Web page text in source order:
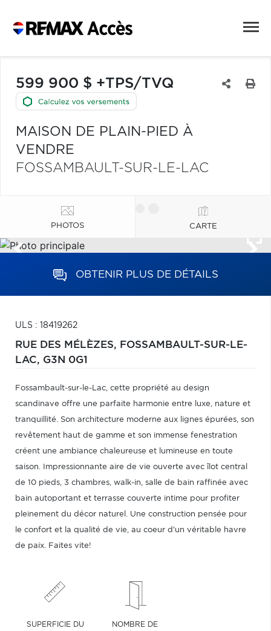
599 900 $ +TPS/TVQ
MAISON DE PLAIN-PIED À
VENDRE
FOSSAMBAULT-SUR-LE-LAC
PHOTOS CARTE
OBTENIR PLUS DE DÉTAILS
ULS : 18419262
RUE DES MÉLÈZES, FOSSAMBAULT-SUR-LE-
LAC, G3N 0G1
Fossambault-sur-le-Lac, cette propriété au design
scandinave offre une parfaite harmonie entre luxe, nature et
tranquillité. Son architecture moderne aux lignes épurées, son
revêtement haut de gamme et son immense fenestration
créent une ambiance chaleureuse et lumineuse en toute
saison. Impressionnante aire de vie ouverte avec îlot central
de 10 pieds, 3 chambres, walk-in, salle de bain raffinée avec
bain autoportant et terrasse couverte intime pour profiter
pleinement du décor naturel. Une construction pensée pour
le confort et la qualité de vie, au coeur d'un véritable havre
de paix. Faites vite!
SUPERFICIE DU
NOMBRE DE